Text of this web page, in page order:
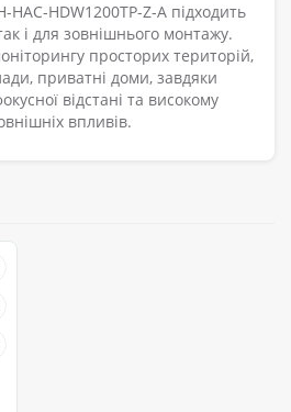
HAC-HDW1200TP-Z-A підходить
і для зовнішнього монтажу.
просторих територій,
приватні доми, завдяки
відстані та високому
впливів.